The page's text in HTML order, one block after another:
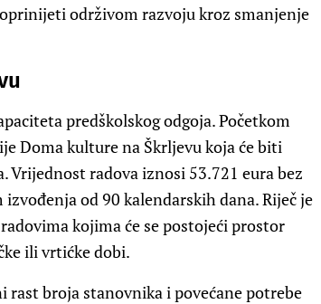
održivom razvoju kroz smanjenje
predškolskog odgoja. Početkom
Doma kulture na Škrljevu koja će biti
radova iznosi 53.721 eura bez
od 90 kalendarskih dana. Riječ je
kojima će se postojeći prostor
ili vrtićke dobi.
broja stanovnika i povećane potrebe